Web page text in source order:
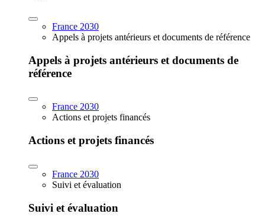
France 2030
Appels à projets antérieurs et documents de référence
Appels à projets antérieurs et documents de
référence
France 2030
Actions et projets financés
Actions et projets financés
France 2030
Suivi et évaluation
Suivi et évaluation